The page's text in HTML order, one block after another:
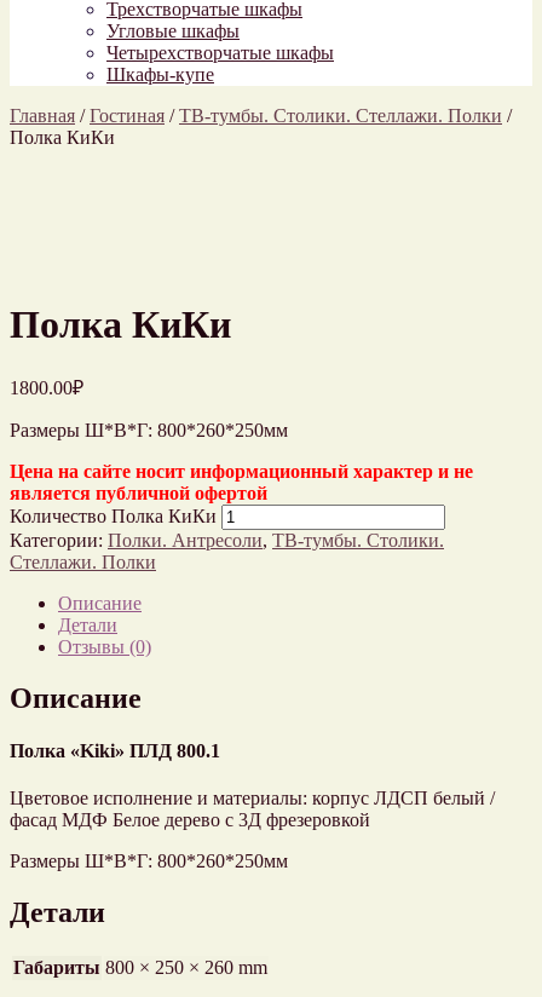
Трехстворчатые шкафы
Угловые шкафы
Четырехстворчатые шкафы
Шкафы-купе
Главная /Гостиная /ТВ-тумбы. Столики. Стеллажи. Полки /
Полка КиКи
Полка КиКи
1800.00₽
Размеры Ш*В*Г: 800*260*250мм
Цена на сайте носит информационный характер и не
является публичной офертой
Количество Полка КиКи
Категории: Полки. Антресоли, ТВ-тумбы. Столики.
Стеллажи. Полки
Описание
Детали
Отзывы (0)
Описание
Полка «Kiki» ПЛД 800.1
Цветовое исполнение и материалы: корпус ЛДСП белый /
фасад МДФ Белое дерево с 3Д фрезеровкой
Размеры Ш*В*Г: 800*260*250мм
Детали
Габариты 800 × 250 × 260 mm